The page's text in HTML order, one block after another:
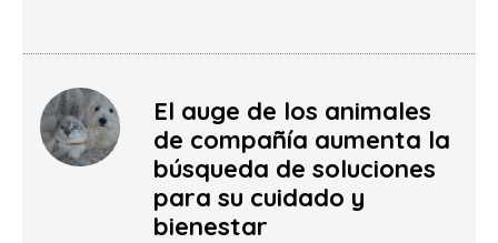
El auge de los animales
de compañía aumenta la
búsqueda de soluciones
para su cuidado y
bienestar